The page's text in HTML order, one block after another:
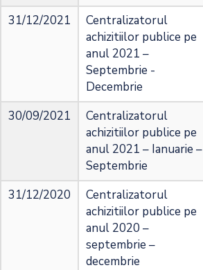
31/12/2021
Centralizatorul
achizitiilor publice pe
anul 2021 –
Septembrie -
Decembrie
30/09/2021
Centralizatorul
achizitiilor publice pe
anul 2021 – Ianuarie –
Septembrie
31/12/2020
Centralizatorul
achizitiilor publice pe
anul 2020 –
septembrie –
decembrie